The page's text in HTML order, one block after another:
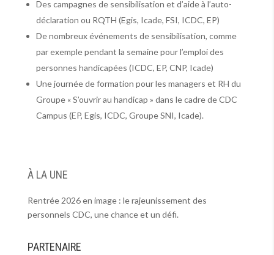
Des campagnes de sensibilisation et d’aide à l’auto-
déclaration ou RQTH (Egis, Icade, FSI, ICDC, EP)
De nombreux événements de sensibilisation, comme
par exemple pendant la semaine pour l’emploi des
personnes handicapées (ICDC, EP, CNP, Icade)
Une journée de formation pour les managers et RH du
Groupe « S’ouvrir au handicap » dans le cadre de CDC
Campus (EP, Egis, ICDC, Groupe SNI, Icade).
À LA UNE
Rentrée 2026 en image : le rajeunissement des
personnels CDC, une chance et un défi.
PARTENAIRE